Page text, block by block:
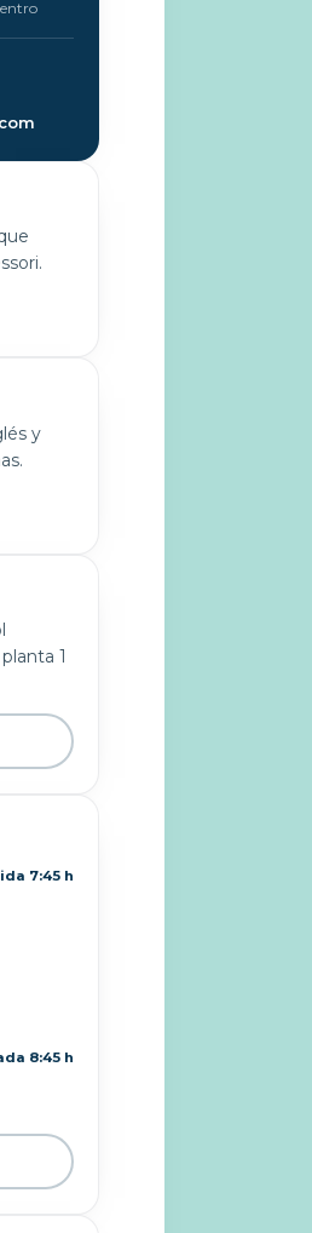
y
1
7:45 h
8:45 h